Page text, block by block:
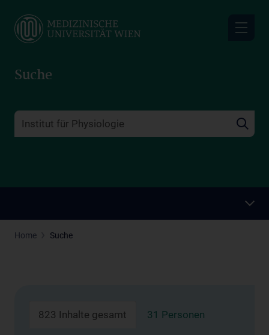
main
Suche
Home Suche
823 Inhalte gesamt 31 Personen